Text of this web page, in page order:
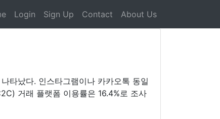
Login Sign Up Contact About Us
타났다. 인스타그램이나 카카오톡 동일
거래 플랫폼 이용률은 16.4%로 조사